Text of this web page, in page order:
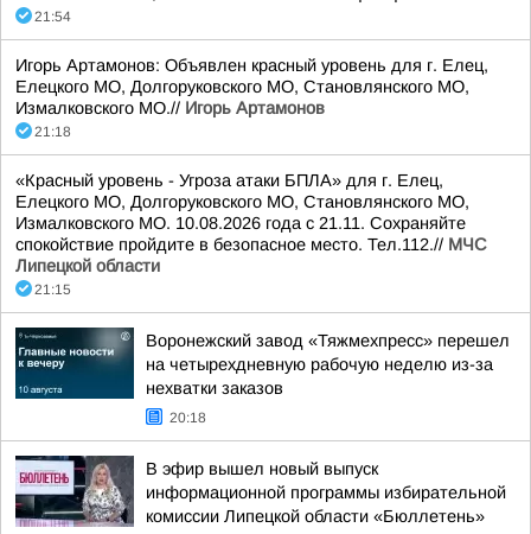
21:54
Игорь Артамонов: Объявлен красный уровень для г. Елец,
Елецкого МО, Долгоруковского МО, Становлянского МО,
Измалковского МО.// Игорь Артамонов
21:18
«Красный уровень - Угроза атаки БПЛА» для г. Елец,
Елецкого МО, Долгоруковского МО, Становлянского МО,
Измалковского МО. 10.08.2026 года с 21.11. Сохраняйте
спокойствие пройдите в безопасное место. Тел.112.// МЧС
Липецкой области
21:15
Воронежский завод «Тяжмехпресс» перешел
на четырехдневную рабочую неделю из-за
нехватки заказов
20:18
В эфир вышел новый выпуск
информационной программы избирательной
комиссии Липецкой области «Бюллетень»